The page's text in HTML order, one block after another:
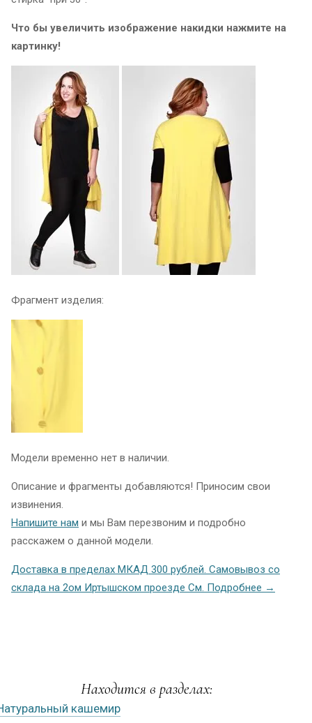
Что бы увеличить изображение накидки нажмите на
картинку!
Фрагмент изделия:
Модели временно нет в наличии.
Описание и фрагменты добавляются! Приносим свои
извинения.
Напишите нам и мы Вам перезвоним и подробно
расскажем о данной модели.
Доставка в пределах МКАД 300 рублей. Самовывоз со
склада на 2ом Иртышском проезде См. Подробнее →
Находится в разделах:
кашемир